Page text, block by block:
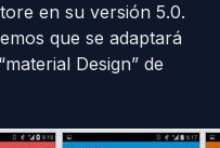
en su versión 5.0.
que se adaptará
Design” de